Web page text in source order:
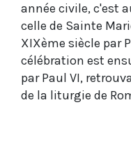
année civile, c'est
celle de Sainte
XIXème siècle par
célébration est
par Paul VI,
de la liturgie de